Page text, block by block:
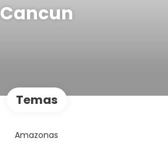
Cancun
Temas
Amazonas